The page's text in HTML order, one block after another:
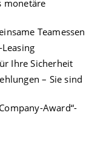
monetäre
Teamessen
Ihre Sicherheit
– Sie sind
Award“-